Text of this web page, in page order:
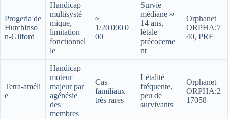
Progeria de
Hutchinso
n‑Gilford
Handicap
multisysté
mique,
limitation
fonctionnel
le
≈
1/20 000 0
00
Survie
médiane ≈
14 ans,
létale
précoceme
nt
Orphanet
ORPHA:7
40, PRF
Tetra‑améli
e
Handicap
moteur
majeur par
agénésie
des
membres
Cas
familiaux
très rares
Létalité
fréquente,
peu de
survivants
Orphanet
ORPHA:2
17058